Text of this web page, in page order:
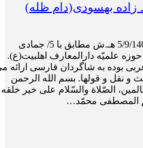
زاده بهسودی(دام ظله)
درس 115: چهار‌شنبه 5/9/1404 هـ.ش مطابق با 5/ جمادی
کابل، حوزه علمیّه دارالمعارف اهلبیت(ع).
بوده به شاگردان فارسی ارائه
و نقل و قول­ها. بسم الله الرحمن
الصّلاة والسّلام علی خیر
المصطفی محمّد…